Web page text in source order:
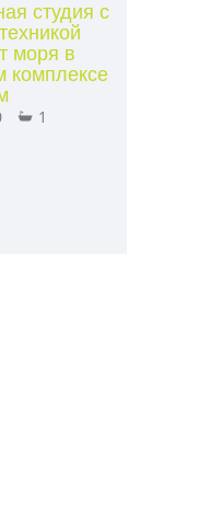
студия с
моря в
комплексе
1